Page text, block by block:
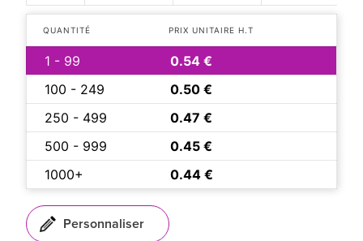
QUANTITÉ PRIX UNITAIRE H.T
1 - 99
0.54 €
100 - 249
0.50 €
250 - 499
0.47 €
500 - 999
0.45 €
1000+
0.44 €